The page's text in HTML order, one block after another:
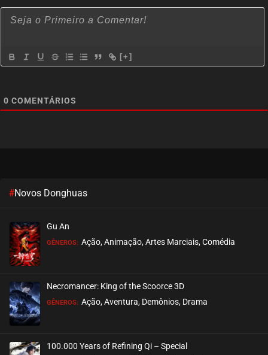
[+]
0 COMENTÁRIOS
#Novos Donghuas
Gu An
GÊNEROS: Ação, Animação, Artes Marciais, Comédia
Necromancer: King of the Scoorce 3D
GÊNEROS: Ação, Aventura, Demônios, Drama
100.000 Years of Refining Qi – Special